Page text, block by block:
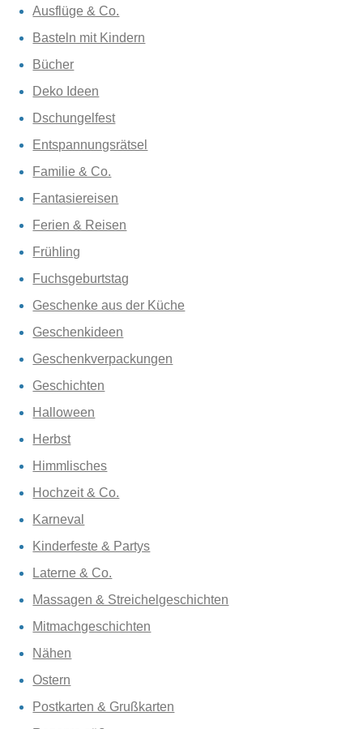
Ausflüge & Co.
Basteln mit Kindern
Bücher
Deko Ideen
Dschungelfest
Entspannungsrätsel
Familie & Co.
Fantasiereisen
Ferien & Reisen
Frühling
Fuchsgeburtstag
Geschenke aus der Küche
Geschenkideen
Geschenkverpackungen
Geschichten
Halloween
Herbst
Himmlisches
Hochzeit & Co.
Karneval
Kinderfeste & Partys
Laterne & Co.
Massagen & Streichelgeschichten
Mitmachgeschichten
Nähen
Ostern
Postkarten & Grußkarten